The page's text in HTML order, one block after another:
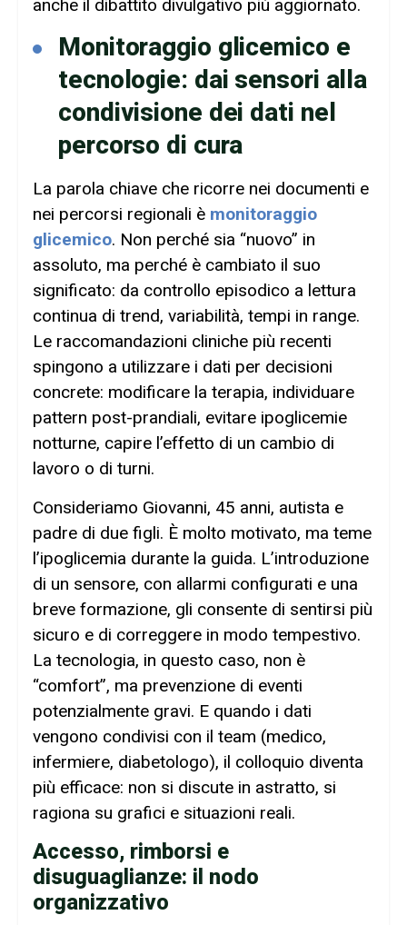
anche il dibattito divulgativo più aggiornato.
Monitoraggio glicemico e
tecnologie: dai sensori alla
condivisione dei dati nel
percorso di cura
La parola chiave che ricorre nei documenti e
nei percorsi regionali è monitoraggio
glicemico. Non perché sia “nuovo” in
assoluto, ma perché è cambiato il suo
significato: da controllo episodico a lettura
continua di trend, variabilità, tempi in range.
Le raccomandazioni cliniche più recenti
spingono a utilizzare i dati per decisioni
concrete: modificare la terapia, individuare
pattern post-prandiali, evitare ipoglicemie
notturne, capire l’effetto di un cambio di
lavoro o di turni.
Consideriamo Giovanni, 45 anni, autista e
padre di due figli. È molto motivato, ma teme
l’ipoglicemia durante la guida. L’introduzione
di un sensore, con allarmi configurati e una
breve formazione, gli consente di sentirsi più
sicuro e di correggere in modo tempestivo.
La tecnologia, in questo caso, non è
“comfort”, ma prevenzione di eventi
potenzialmente gravi. E quando i dati
vengono condivisi con il team (medico,
infermiere, diabetologo), il colloquio diventa
più efficace: non si discute in astratto, si
ragiona su grafici e situazioni reali.
Accesso, rimborsi e
disuguaglianze: il nodo
organizzativo